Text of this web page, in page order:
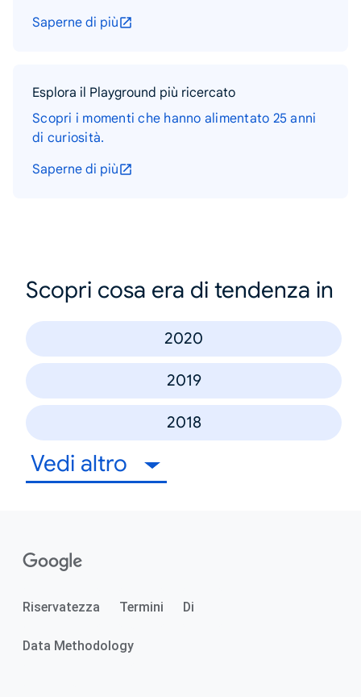
Saperne di più
Esplora il Playground più ricercato
Scopri i momenti che hanno alimentato 25 anni
di curiosità.
Saperne di più
Scopri cosa era di tendenza in
2020
2019
2018
Vedi altro
Riservatezza Termini Di
Data Methodology